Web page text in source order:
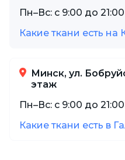
Пн–Вс: с 9:00 до 21:00
Какие ткани есть на
Минск, ул.
этаж
Пн–Вс: с 9:00 до 21:00
Какие ткани есть в